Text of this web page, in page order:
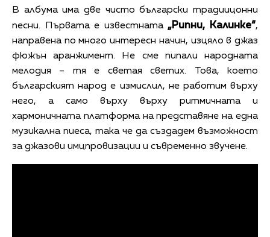
В албума има две чисто български традиицонни
песни. Първата е известната„Рипни, Калинке“,
направена по много интересн начин, изцяло в джаз
фюжън аранжимент. Не сме пипали народната
мелодия – тя е светая светих. Това, което
българският народ е измислил, не работим върху
него, а само върху върху ритмичната и
хармоничната платформа на представяне на една
музикална пиеса, така че да създадем възможност
за джазови имцпровизации и съвременно звучене.